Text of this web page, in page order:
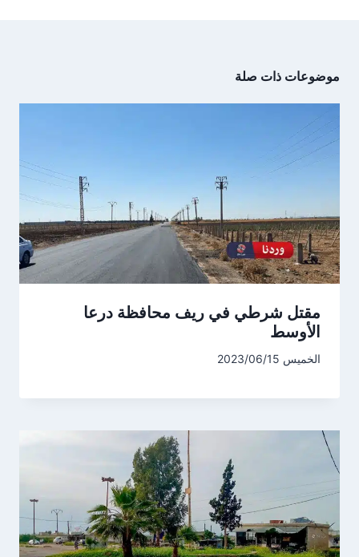
موضوعات ذات صلة
مقتل شرطي في ريف محافظة درعا
الأوسط
الخميس 2023/06/15